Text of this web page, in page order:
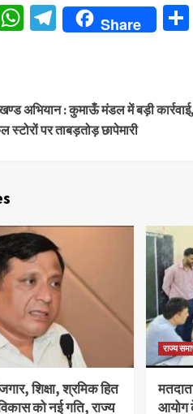
WhatsApp
Telegram
Share
अभियान : कुमाऊँ मंडल में बड़ी
स्टोरों पर ताबड़तोड़ छापेमारी
शिक्षा, श्रमिक हित
को नई गति, राज्य
राज्य
आयोग